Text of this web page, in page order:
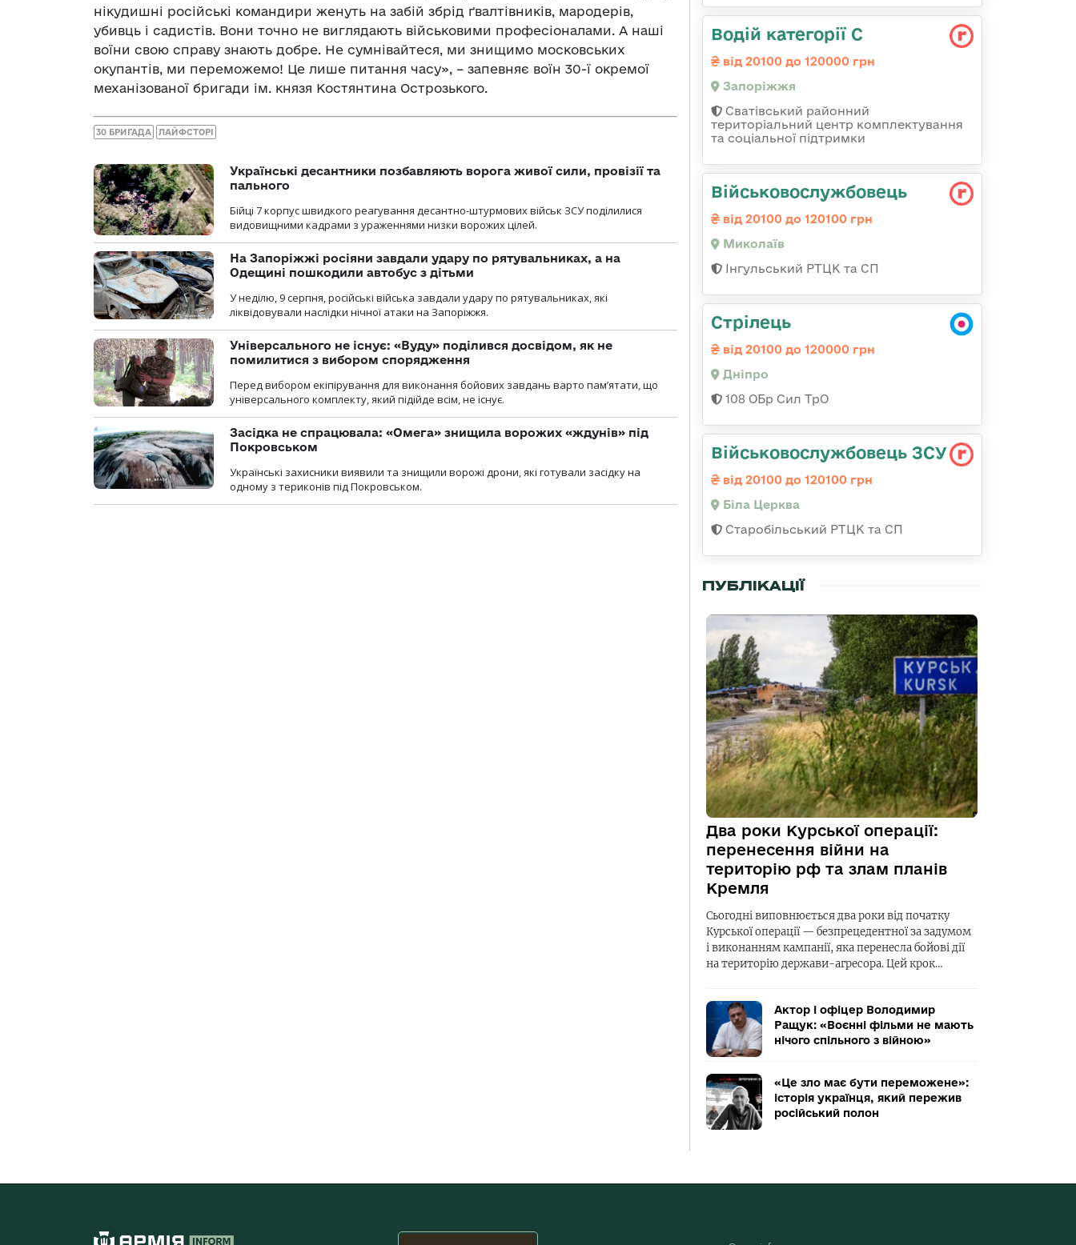
нікудишні російські командири женуть на забій збрід ґвалтівників, мародерів,
убивць і садистів. Вони точно не виглядають військовими професіоналами. А наші
воїни свою справу знають добре. Не сумнівайтеся, ми знищимо московських
окупантів, ми переможемо! Це лише питання часу», – запевняє воїн 30-ї окремої
механізованої бригади ім. князя Костянтина Острозького.
30 БРИГАДА ЛАЙФСТОРІ
Українські десантники позбавляють ворога живої сили, провізії та
пального
Бійці 7 корпус швидкого реагування десантно-штурмових військ ЗСУ поділилися
видовищними кадрами з ураженнями низки ворожих цілей.
На Запоріжжі росіяни завдали удару по рятувальниках, а на
Одещині пошкодили автобус з дітьми
У неділю, 9 серпня, російські війська завдали удару по рятувальниках, які
ліквідовували наслідки нічної атаки на Запоріжжя.
Універсального не існує: «Вуду» поділився досвідом, як не
помилитися з вибором спорядження
Перед вибором екіпірування для виконання бойових завдань варто пам’ятати, що
універсального комплекту, який підійде всім, не існує.
Засідка не спрацювала: «Омега» знищила ворожих «ждунів» під
Покровськом
Українські захисники виявили та знищили ворожі дрони, які готували засідку на
одному з териконів під Покровськом.
Водій категорії С
від 20100 до 120000 грн
Запоріжжя
Сватівський районний
територіальний центр комплектування
та соціальної підтримки
Військовослужбовець
від 20100 до 120100 грн
Миколаїв
Інгульський РТЦК та СП
Стрілець
від 20100 до 120000 грн
Дніпро
108 ОБр Сил ТрО
Військовослужбовець ЗСУ
від 20100 до 120100 грн
Біла Церква
Старобільський РТЦК та СП
ПУБЛІКАЦІЇ
Два роки Курської операції:
перенесення війни на
територію рф та злам планів
Кремля
Сьогодні виповнюється два роки від початку
Курської операції — безпрецедентної за задумом
і виконанням кампанії, яка перенесла бойові дії
на територію держави-агресора. Цей крок…
Актор і офіцер Володимир
Ращук: «Воєнні фільми не мають
нічого спільного з війною»
«Це зло має бути переможене»:
історія українця, який пережив
російський полон